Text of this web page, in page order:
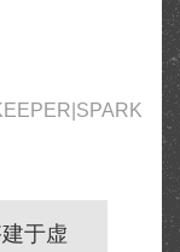
于虚